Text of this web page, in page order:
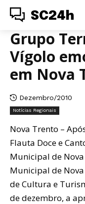
SC24h
Grupo
Vígolo
em Nova
Dezembro/2010
Notícias Regionais
Nova Trento –
Flauta Doce e
Municipal de
Municipal de
de Cultura e
de dezembro, a